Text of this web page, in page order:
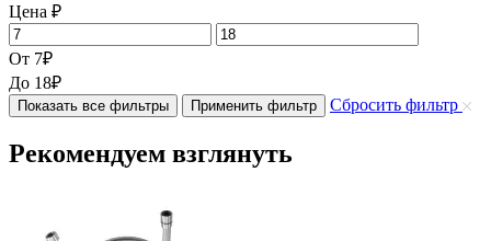
Цена ₽
От 7₽
До 18₽
Показать все фильтры Применить фильтр Сбросить фильтр
Рекомендуем взглянуть